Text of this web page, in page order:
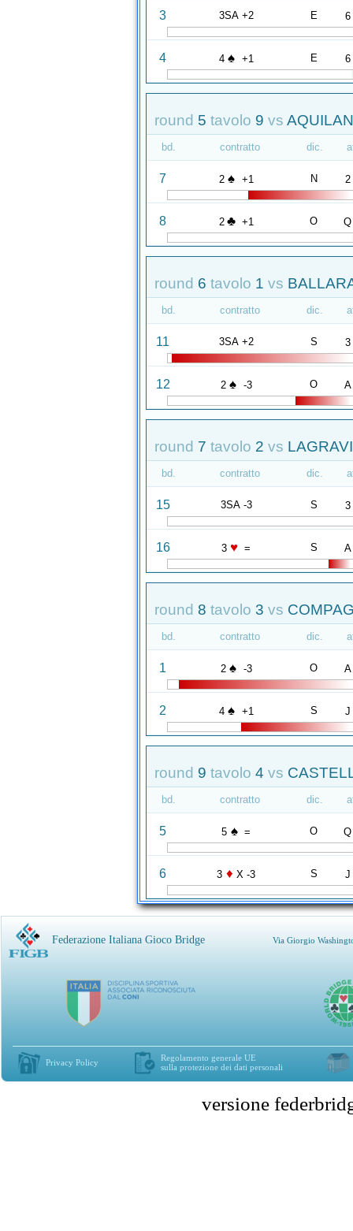
3 3SA +2 E 6
4 4 ♠ +1 E 6
round 5 tavolo 9 vs
bd. contratto dic.
7 2 ♠ +1 N 2
8 2 ♣ +1 O Q
round 6 tavolo 1 vs
bd. contratto dic.
11 3SA +2 S 3
12 2 ♠ -3 O A
round 7 tavolo 2 vs
bd. contratto dic.
15 3SA -3 S 3
16 3 ♥ = S A
round 8 tavolo 3 vs
bd. contratto dic.
1 2 ♠ -3 O A
2 4 ♠ +1 S J
round 9 tavolo 4 vs
bd. contratto dic.
5 5 ♠ = O Q
6 3 ♦ X -3 S J
Federazione Italiana Gioco Bridge Via Giorgio
Privacy Policy
Regolamento generale UE
sulla protezione dei dati personali
versione